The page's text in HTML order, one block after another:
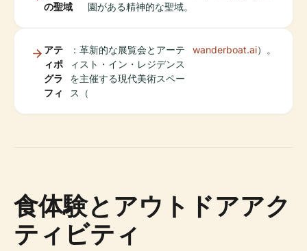
の聖域
園がある精神的な聖域。
アテ
ィポ
グラ
フィ
：革新的な展覧会とアーテ
ィスト・イン・レジデンス
を主催する現代美術スペー
ス（
wanderboat.ai）。
食体験とアウトドアアク
ティビティ